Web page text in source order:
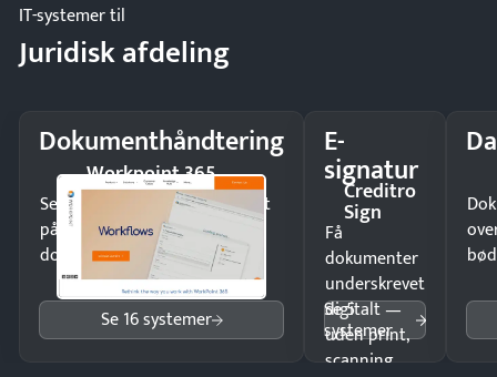
IT-systemer til
Juridisk afdeling
Dokumenthåndtering
Workpoint 365
Send kontrakter til underskrift
på minutter og mist ingen
dokumenter.
Se 16 systemer
E-
signatur
Creditro
Sign
Få
dokumenter
underskrevet
digitalt —
uden print,
scanning
Se 5
systemer